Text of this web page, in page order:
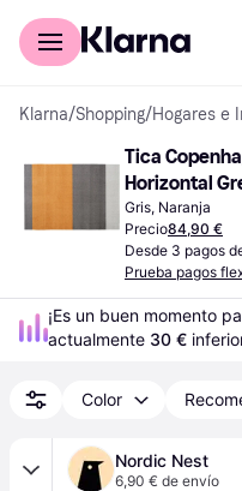
Comprar con Klarna
Klarna/Shopping/Hogares e
Tica
Horizontal
Gris, Naranja
Gris, Naranja
Precio84,90 €
Desde 3 pagos
Prueba pagos
¡Es un buen momento
actualmente 30 €
Color
Nordic Nest
6,90 € de envío